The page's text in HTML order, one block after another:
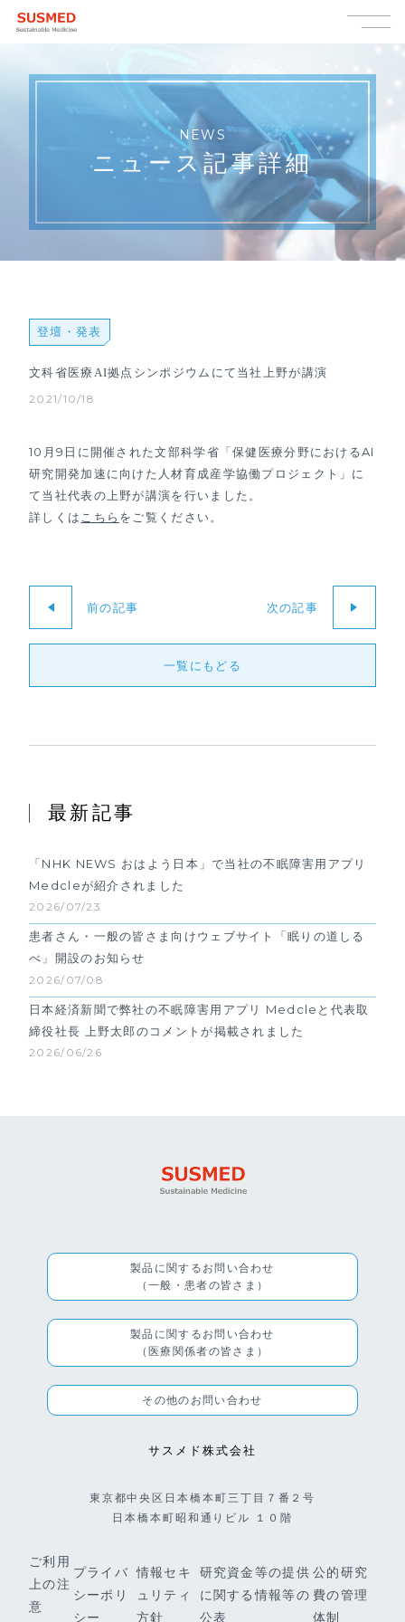
NEWS
ニュース記事詳細
登壇・発表
文科省医療AI拠点シンポジウムにて当社上野が講演
2021/10/18
10月9日に開催された文部科学省「保健医療分野におけるAI
研究開発加速に向けた人材育成産学協働プロジェクト」に
て当社代表の上野が講演を行いました。
詳しくは こちら をご覧ください。
前の記事
一覧にもどる
次の記事
最新記事
2026/07/23
「NHK NEWS おはよう日本」で当社の不眠障害用アプリ
Medcleが紹介されました
2026/07/08
患者さん・一般の皆さま向けウェブサイト「眠りの道しる
べ」開設のお知らせ
2026/06/26
日本経済新聞で弊社の不眠障害用アプリ Medcleと代表取
締役社長 上野太郎のコメントが掲載されました
製品に関するお問い合わせ
（一般・患者の皆さま）
製品に関するお問い合わせ
（医療関係者の皆さま）
その他のお問い合わせ
サスメド株式会社
東京都中央区日本橋本町三丁目７番２号
日本橋本町昭和通りビル １０階
ご利用
上の注
意
プライバ
シーポリ
シー
情報セキ
ュリティ
方針
研究資金等の提供
に関する情報等の
公表
公的研究
費の管理
体制